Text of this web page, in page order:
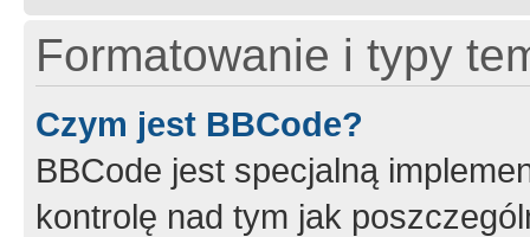
Formatowanie i typy
Czym jest BBCode?
BBCode jest specjalną
kontrolę nad tym jak